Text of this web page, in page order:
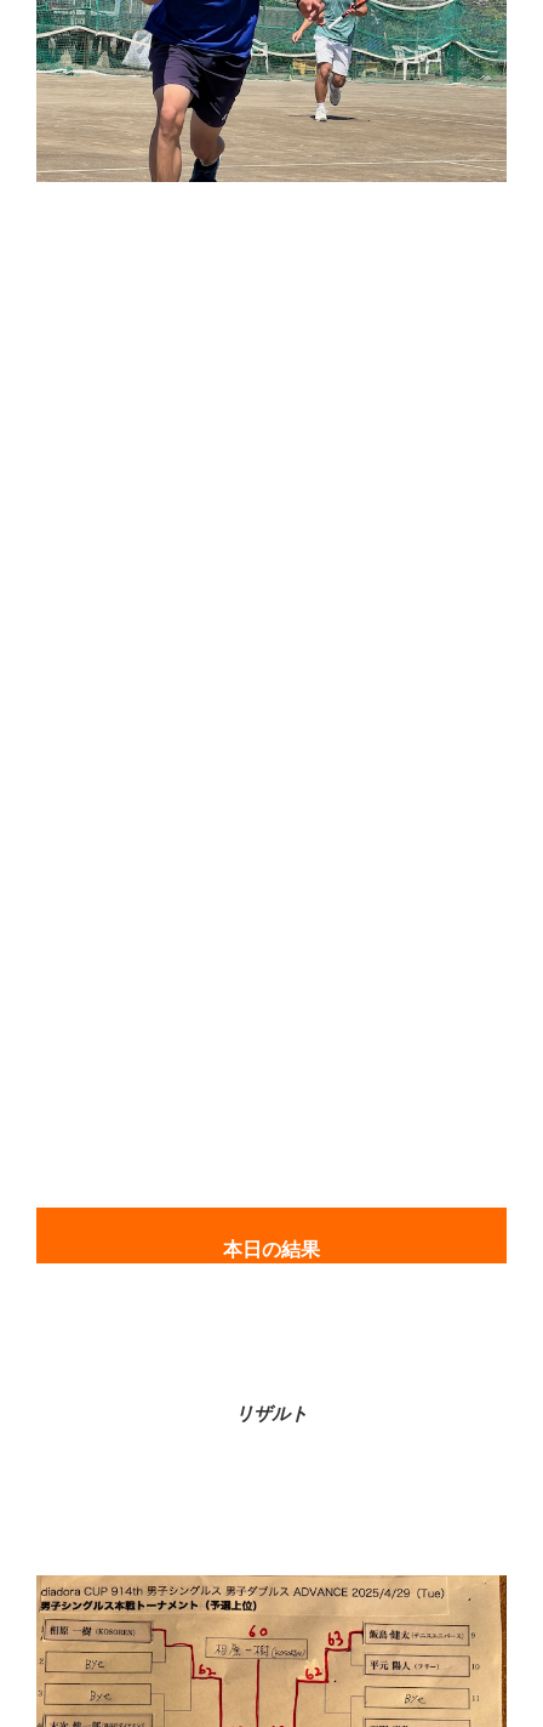
本日の結果
リザルト